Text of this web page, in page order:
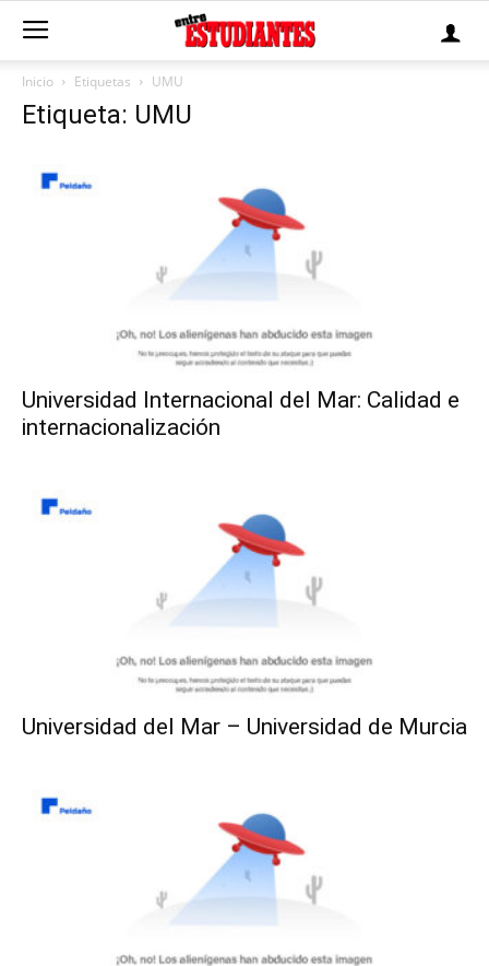
Inicio Etiquetas UMU
Etiqueta: UMU
Universidad Internacional del Mar: Calidad e
internacionalización
Universidad del Mar – Universidad de Murcia